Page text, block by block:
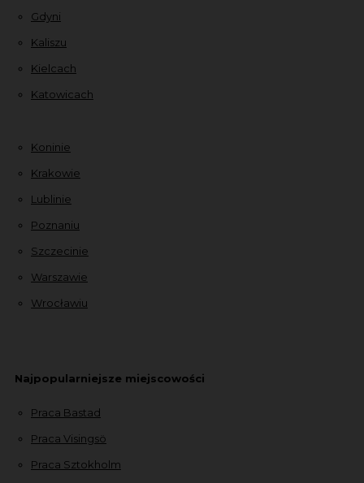
Gdyni
Kaliszu
Kielcach
Katowicach
Koninie
Krakowie
Lublinie
Poznaniu
Szczecinie
Warszawie
Wrocławiu
Najpopularniejsze miejscowości
Praca Bastad
Praca Visingsö
Praca Sztokholm